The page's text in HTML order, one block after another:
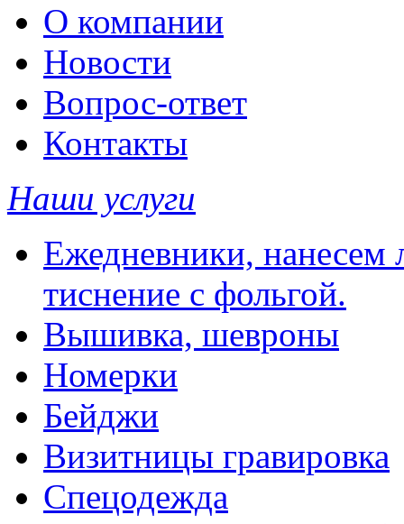
О компании
Новости
Вопрос-ответ
Контакты
Наши услуги
Ежедневники, нанесем
тиснение с фольгой.
Вышивка, шевроны
Номерки
Бейджи
Визитницы гравировка
Спецодежда